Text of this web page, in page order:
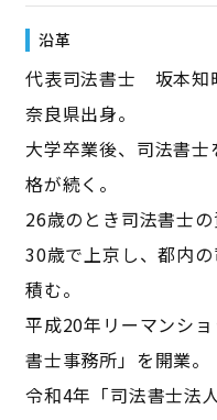
沿革
代表司法書士 坂本知
奈良県出身。
大学卒業後、司法書
格が続く。
26歳のとき司法書士の
30歳で上京し、都内
積む。
平成20年リーマンシ
書士事務所」を開業。
令和4年「司法書士法